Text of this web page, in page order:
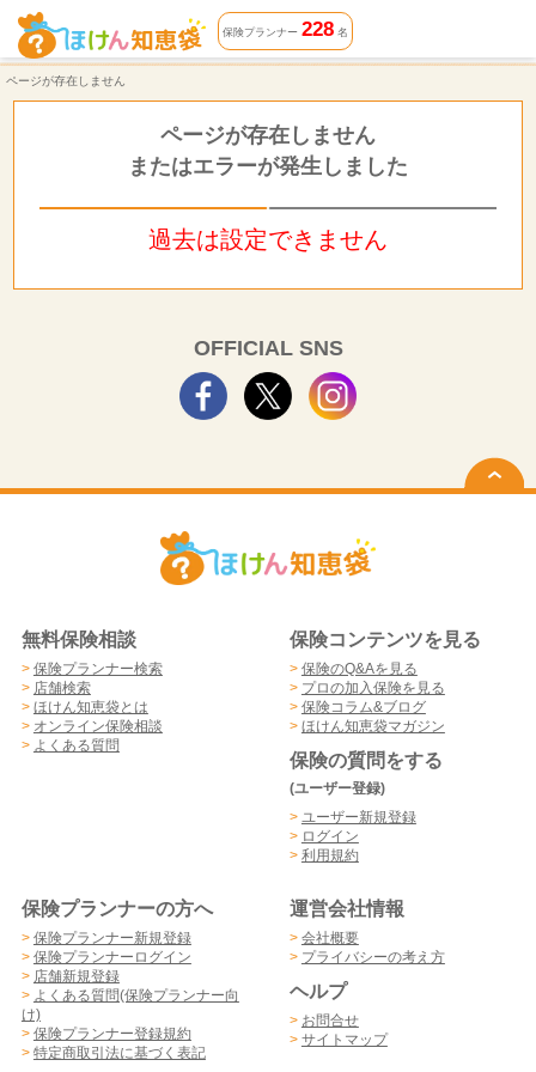
ページが存在しません | ほけん知恵袋
保険プランナー 228名
ページが存在しません
ページが存在しません
またはエラーが発生しました
過去は設定できません
OFFICIAL SNS
無料保険相談
> 保険プランナー検索
> 店舗検索
> ほけん知恵袋とは
> オンライン保険相談
> よくある質問
保険コンテンツを見る
> 保険のQ&Aを見る
> プロの加入保険を見る
> 保険コラム&ブログ
> ほけん知恵袋マガジン
保険の質問をする
(ユーザー登録)
> ユーザー新規登録
> ログイン
> 利用規約
保険プランナーの方へ
> 保険プランナー新規登録
> 保険プランナーログイン
> 店舗新規登録
> よくある質問(保険プランナー向
け)
> 保険プランナー登録規約
> 特定商取引法に基づく表記
運営会社情報
> 会社概要
> プライバシーの考え方
ヘルプ
> お問合せ
> サイトマップ